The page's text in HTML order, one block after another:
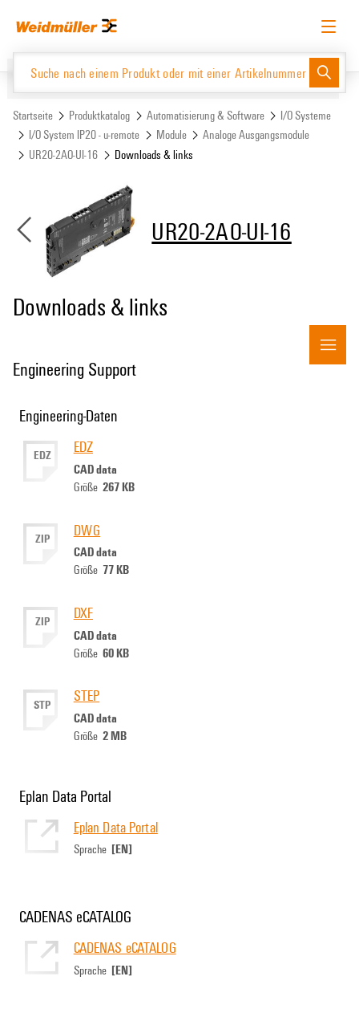
Inhalt
Navigationsmenü
Deutsch Login anfordern Anmelden
Website Support Center easyConnect
Produktkatalog
Startseite Produktkatalog Automatisierung & Software
I/O Systeme
I/O System IP20 - u-remote
Module
Analoge Ausgangsmodule
UR20-2AO-UI-16
Downloads & links
UR20-2AO-UI-16
Downloads & links
Engineering Support
Engineering-Daten
EDZ EDZ
CAD data
Größe 267 KB
ZIP DWG
CAD data
Größe 77 KB
ZIP DXF
CAD data
Größe 60 KB
STP STEP
CAD data
Größe 2 MB
Eplan Data Portal
Eplan Data Portal
Sprache [EN]
CADENAS eCATALOG
CADENAS eCATALOG
Sprache [EN]